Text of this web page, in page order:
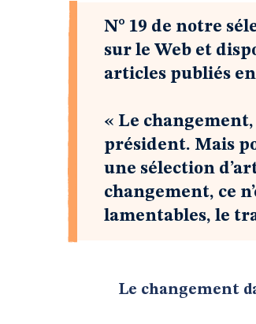
N° 19 de notre
sur le Web et
articles publiés
« Le
président. Mais
une sélection
changement, ce
lamentables, le
Le changement